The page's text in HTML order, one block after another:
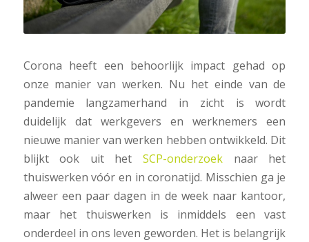
Corona heeft een behoorlijk impact gehad op
onze manier van werken. Nu het einde van de
pandemie langzamerhand in zicht is wordt
duidelijk dat werkgevers en werknemers een
nieuwe manier van werken hebben ontwikkeld. Dit
blijkt ook uit hetSCP-onderzoek naar het
thuiswerken vóór en in coronatijd. Misschien ga je
alweer een paar dagen in de week naar kantoor,
maar het thuiswerken is inmiddels een vast
onderdeel in ons leven geworden. Het is belangrijk